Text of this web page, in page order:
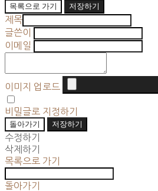
목록으로 가기
저장하기
제목
글쓴이
이메일
이미지 업로드
비밀글로 지정하기
돌아가기
저장하기
수정하기
삭제하기
목록으로 가기
돌아가기